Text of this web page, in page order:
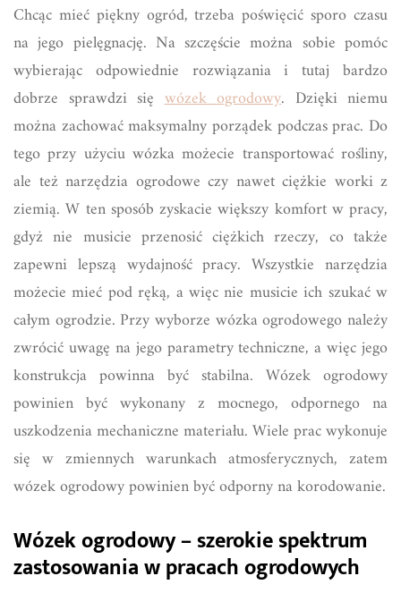
Chcąc mieć piękny ogród, trzeba poświęcić sporo czasu
na jego pielęgnację. Na szczęście można sobie pomóc
wybierając odpowiednie rozwiązania i tutaj bardzo
dobrze sprawdzi sięwózek ogrodowy. Dzięki niemu
można zachować maksymalny porządek podczas prac. Do
tego przy użyciu wózka możecie transportować rośliny,
ale też narzędzia ogrodowe czy nawet ciężkie worki z
ziemią. W ten sposób zyskacie większy komfort w pracy,
gdyż nie musicie przenosić ciężkich rzeczy, co także
zapewni lepszą wydajność pracy. Wszystkie narzędzia
możecie mieć pod ręką, a więc nie musicie ich szukać w
całym ogrodzie. Przy wyborze wózka ogrodowego należy
zwrócić uwagę na jego parametry techniczne, a więc jego
konstrukcja powinna być stabilna. Wózek ogrodowy
powinien być wykonany z mocnego, odpornego na
uszkodzenia mechaniczne materiału. Wiele prac wykonuje
się w zmiennych warunkach atmosferycznych, zatem
wózek ogrodowy powinien być odporny na korodowanie.
Wózek ogrodowy – szerokie spektrum
zastosowania w pracach ogrodowych